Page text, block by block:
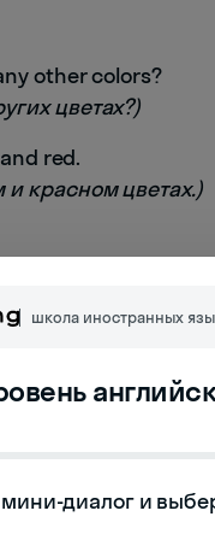
other colors?
цветах?)
red.
и красном цветах.)
школа иностранных
диалог и